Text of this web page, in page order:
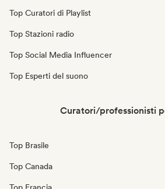
Top Curatori di Playlist
Top Stazioni radio
Top Social Media Influencer
Top Esperti del suono
Curatori/professionisti
Top Brasile
Top Canada